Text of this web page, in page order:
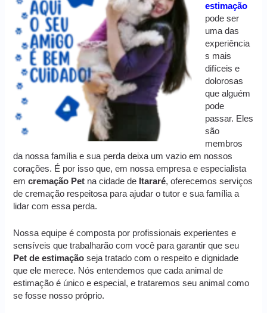
estimação
pode ser
uma das
experiência
s mais
difíceis e
dolorosas
que alguém
pode
passar. Eles
são
membros
da nossa família e sua perda deixa um vazio em nossos
corações. É por isso que, em nossa empresa e especialista
emcremação Pet na cidade de Itararé, oferecemos serviços
de cremação respeitosa para ajudar o tutor e sua família a
lidar com essa perda.
Nossa equipe é composta por profissionais experientes e
sensíveis que trabalharão com você para garantir que seu
Pet de estimação seja tratado com o respeito e dignidade
que ele merece. Nós entendemos que cada animal de
estimação é único e especial, e trataremos seu animal como
se fosse nosso próprio.